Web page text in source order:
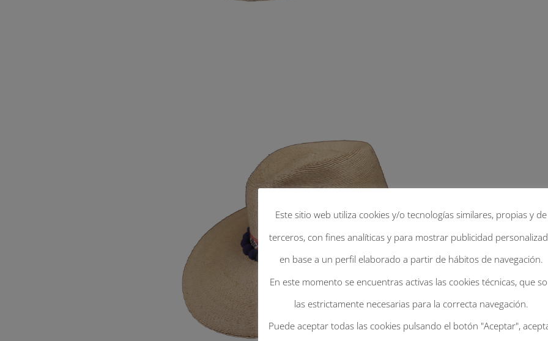
Este sitio web utiliza cookies y/o tecnologías similares, propias y de
terceros, con fines analíticas y para mostrar publicidad
en base a un perfil elaborado a partir de hábitos de navegación.
En este momento se encuentras activas las cookies técnicas, que
las estrictamente necesarias para la correcta navegación.
Puede aceptar todas las cookies pulsando el botón "Aceptar",